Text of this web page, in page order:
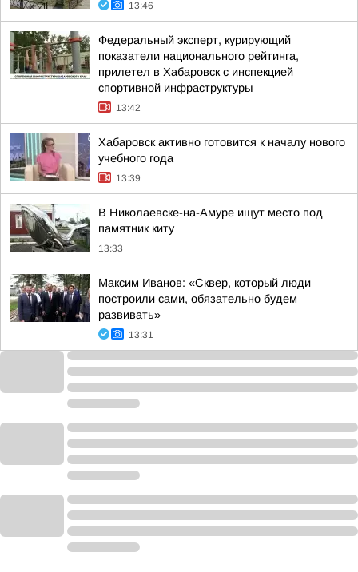
13:46
Федеральный эксперт, курирующий
показатели национального рейтинга,
прилетел в Хабаровск с инспекцией
спортивной инфраструктуры
13:42
Хабаровск активно готовится к началу нового
учебного года
13:39
В Николаевске-на-Амуре ищут место под
памятник киту
13:33
Максим Иванов: «Сквер, который люди
построили сами, обязательно будем
развивать»
13:31